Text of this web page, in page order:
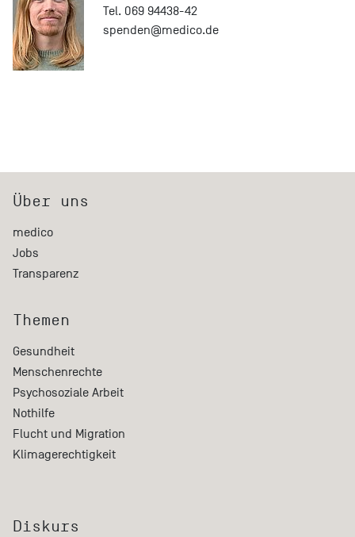
Tel. 069 94438-42
spenden@medico.de
Über uns
medico
Jobs
Transparenz
Themen
Gesundheit
Menschenrechte
Psychosoziale Arbeit
Nothilfe
Flucht und Migration
Klimagerechtigkeit
Diskurs